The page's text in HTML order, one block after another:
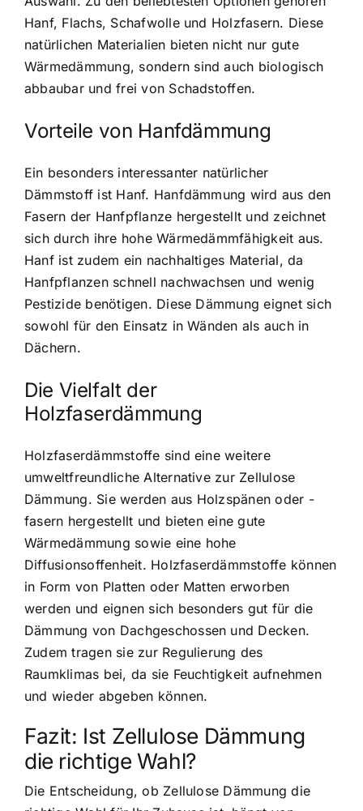
Hanf, Flachs, Schafwolle und Holzfasern. Diese
natürlichen Materialien bieten nicht nur gute
Wärmedämmung, sondern sind auch biologisch
abbaubar und frei von Schadstoffen.
Vorteile von Hanfdämmung
Ein besonders interessanter natürlicher
Dämmstoff ist Hanf. Hanfdämmung wird aus den
Fasern der Hanfpflanze hergestellt und zeichnet
sich durch ihre hohe Wärmedämmfähigkeit aus.
Hanf ist zudem ein nachhaltiges Material, da
Hanfpflanzen schnell nachwachsen und wenig
Pestizide benötigen. Diese Dämmung eignet sich
sowohl für den Einsatz in Wänden als auch in
Dächern.
Die Vielfalt der
Holzfaserdämmung
Holzfaserdämmstoffe sind eine weitere
umweltfreundliche Alternative zur Zellulose
Dämmung. Sie werden aus Holzspänen oder -
fasern hergestellt und bieten eine gute
Wärmedämmung sowie eine hohe
Diffusionsoffenheit. Holzfaserdämmstoffe können
in Form von Platten oder Matten erworben
werden und eignen sich besonders gut für die
Dämmung von Dachgeschossen und Decken.
Zudem tragen sie zur Regulierung des
Raumklimas bei, da sie Feuchtigkeit aufnehmen
und wieder abgeben können.
Fazit: Ist Zellulose Dämmung
die richtige Wahl?
Die Entscheidung, ob Zellulose Dämmung die